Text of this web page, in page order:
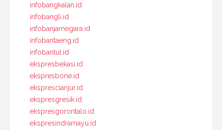
infobangkalan.id
infobangli.id
infobanjarnegara.id
infobantaeng.id
infobantul.id
ekspresbekasi.id
ekspresbone.id
eksprescianjur.id
ekspresgresik.id
ekspresgorontalo.id
ekspresindramayu.id